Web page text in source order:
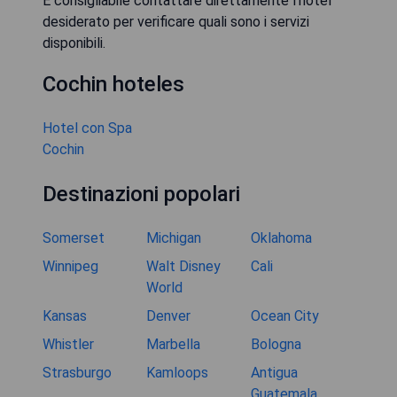
desiderato per verificare quali sono i servizi
disponibili.
Cochin hoteles
Hotel con Spa
Cochin
Destinazioni popolari
Somerset Michigan
Oklahoma
Winnipeg
Walt Disney
World
Cali
Kansas Denver
Ocean City
Whistler
Marbella
Bologna
Strasburgo
Kamloops
Antigua